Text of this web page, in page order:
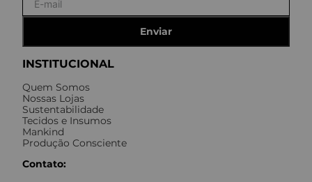
INSTITUCIONAL
Quem Somos
Nossas Lojas
Sustentabilidade
Tecidos e Insumos
Mankind
Produção Consciente
Contato:
Enviar